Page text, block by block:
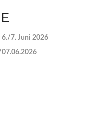
6./7. Juni 2026
07.06.2026